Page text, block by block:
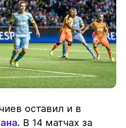
оставил и в
. В 14 матчах за